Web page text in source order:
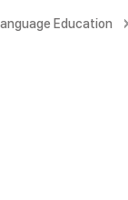
Education